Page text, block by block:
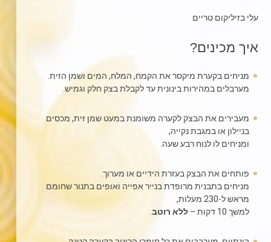
עלי בזיליקום טריים
איך מכינים?
מניחים בקערת מיקסר את הקמח, המלח, המים ושמן הזית.
מערבלים במהירות בינונית עד לקבלת בצק חלק וגמיש.
מעבירים את הבצק לקערה משומנת במעט שמן זית, מכסים
בניילון או במגבת נקייה,
ומניחים לו לנוח רבע שעה.
פותחים את הבצק בעזרת הידיים או מערוך.
מניחים בתבנית מרופדת בנייר אפייה ואופים בתנור שחומם
מראש ל-230 מעלות,
למשך 10 דקות –
ללא רוטב